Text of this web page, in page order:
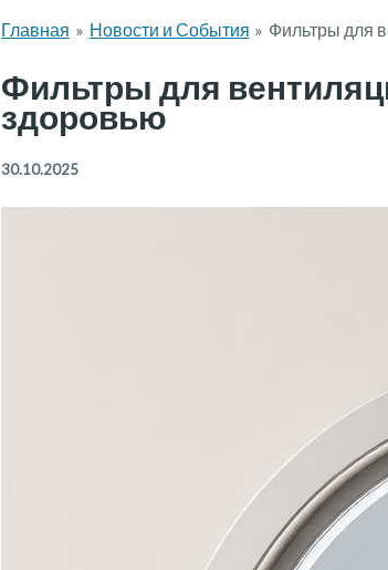
Главная Новости и События Фильтры для
Фильтры для
здоровью
30.10.2025